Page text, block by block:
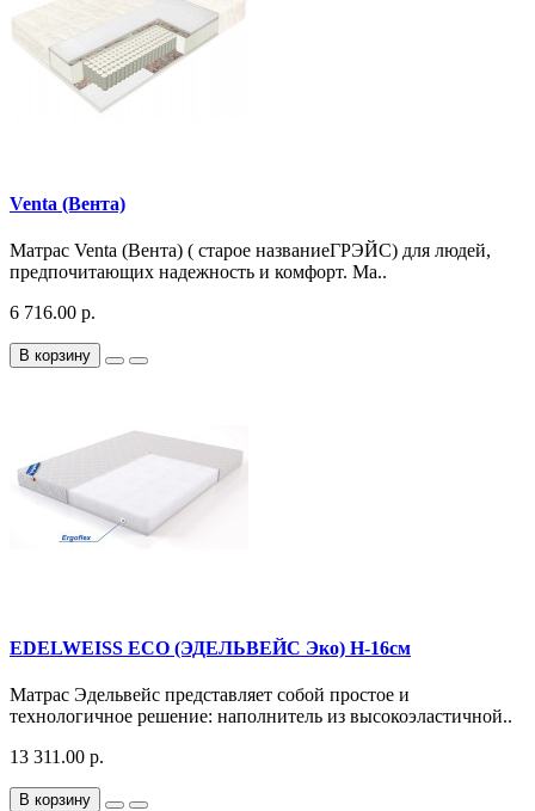
Venta (Вента)
Матрас Venta (Вента) ( старое названиеГРЭЙС) для людей,
предпочитающих надежность и комфорт. Ма..
6 716.00 р.
В корзину
EDELWEISS ECO (ЭДЕЛЬВЕЙС Эко) H-16см
Матрас Эдельвейс представляет собой простое и
технологичное решение: наполнитель из высокоэластичной..
13 311.00 р.
В корзину